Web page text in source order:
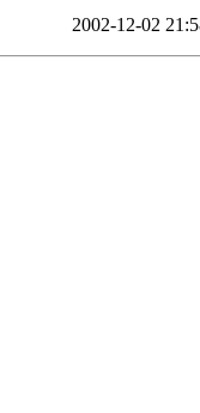
2002-12-02